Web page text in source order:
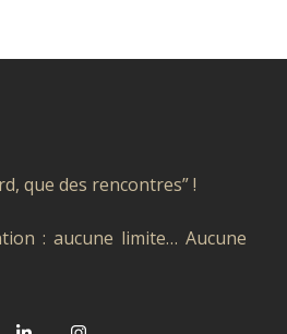
que des rencontres” !
: aucune limite… Aucune